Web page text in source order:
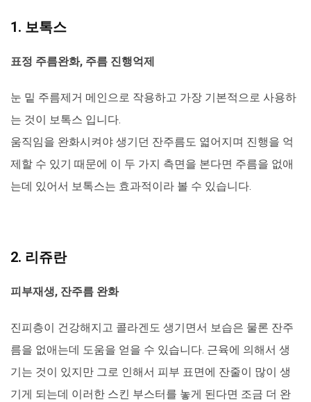
1. 보톡스
표정 주름완화, 주름 진행억제
눈 밑 주름제거 메인으로 작용하고 가장 기본적으로 사용하
는 것이 보톡스 입니다.
움직임을 완화시켜야 생기던 잔주름도 엷어지며 진행을 억
제할 수 있기 때문에 이 두 가지 측면을 본다면 주름을 없애
는데 있어서 보톡스는 효과적이라 볼 수 있습니다.
2. 리쥬란
피부재생, 잔주름 완화
진피층이 건강해지고 콜라겐도 생기면서 보습은 물론 잔주
름을 없애는데 도움을 얻을 수 있습니다. 근육에 의해서 생
기는 것이 있지만 그로 인해서 피부 표면에 잔줄이 많이 생
기게 되는데 이러한 스킨 부스터를 놓게 된다면 조금 더 완